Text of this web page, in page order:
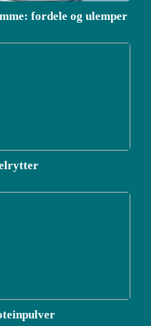
fordele og ulemper